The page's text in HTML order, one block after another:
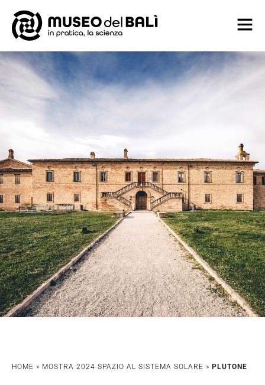
HOME » MOSTRA 2024 SPAZIO AL SISTEMA SOLARE » PLUTONE